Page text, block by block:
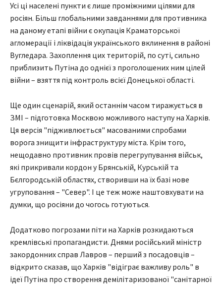
Усі ці населені пункти є лише проміжними цілями для
росіян. Більш глобальними завданнями для противника
на даному етапі війни є окупація Краматорської
агломерації і ліквідація українського вклинення в районі
Вугледара. Захоплення цих територій, по суті, сильно
приблизить Путіна до однієї з проголошених ним цілей
війни – взяття під контроль всієї Донецької області.
Ще один сценарій, який останнім часом тиражується в
ЗМІ – підготовка Москвою можливого наступу на Харків.
Ця версія "підживлюється" масованими спробами
ворога знищити інфраструктуру міста. Крім того,
нещодавно противник провів перегрупування військ,
які прикривали кордон у Брянській, Курській та
Бєлгородській областях, створивши на їх базі нове
угруповання – "Север". І це теж може наштовхувати на
думки, що росіяни до чогось готуються.
Додатково погрозами піти на Харків розкидаються
кремлівські пропагандисти. Днями російський міністр
закордонних справ Лавров – перший з посадовців –
відкрито сказав, що Харків "відіграє важливу роль" в
ідеї Путіна про створення демілітаризованої "санітарної